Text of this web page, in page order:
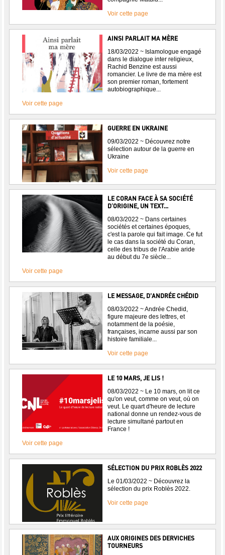
Voir cette page
AINSI PARLAIT MA MÈRE
18/03/2022 ~ Islamologue engagé
dans le dialogue inter religieux,
Rachid Benzine est aussi
romancier. Le livre de ma mère est
son premier roman, fortement
autobiographique...
Voir cette page
GUERRE EN UKRAINE
09/03/2022 ~ Découvrez notre
sélection autour de la guerre en
Ukraine
Voir cette page
LE CORAN FACE À SA SOCIÉTÉ
D’ORIGINE, UN TEXT...
08/03/2022 ~ Dans certaines
sociétés et certaines époques,
c'est la parole qui fait image. Ce fut
le cas dans la société du Coran,
celle des tribus de l'Arabie aride
au début du 7e siècle...
Voir cette page
LE MESSAGE, D'ANDRÉE CHÉDID
08/03/2022 ~ Andrée Chedid,
figure majeure des lettres, et
notamment de la poésie,
françaises, incarne aussi par son
histoire familiale...
Voir cette page
LE 10 MARS, JE LIS !
08/03/2022 ~ Le 10 mars, on lit ce
qu'on veut, comme on veut, où on
veut. Le quart d'heure de lecture
national donne un rendez-vous de
lecture simultané partout en
France !
Voir cette page
SÉLECTION DU PRIX ROBLÈS 2022
Le 01/03/2022 ~ Découvrez la
sélection du prix Roblès 2022.
Voir cette page
AUX ORIGINES DES DERVICHES
TOURNEURS